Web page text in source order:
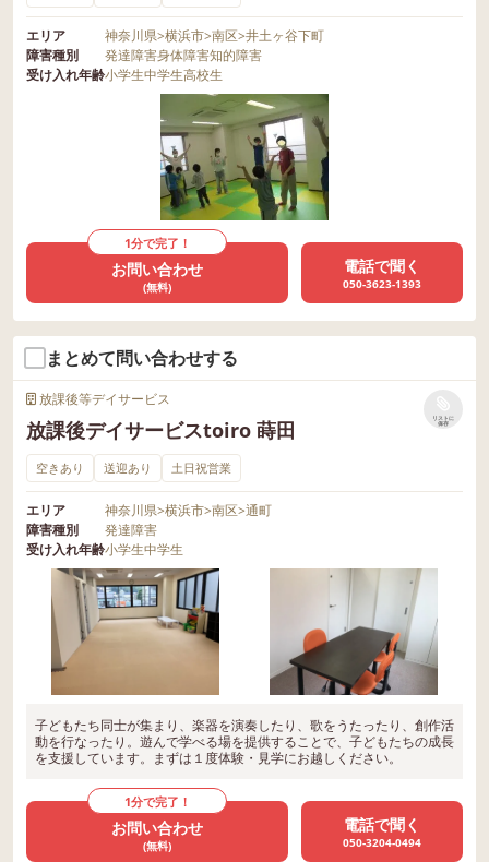
エリア 神奈川県>横浜市>南区>井土ヶ谷下町
障害種別
発達障害身体障害知的障害
受け入れ年齢小学生中学生高校生
1分で完了！
お問い合わせ
(無料)
電話で聞く
050-3623-1393
まとめて問い合わせする
放課後等デイサービス
放課後デイサービスtoiro 蒔田
リストに
保存
空きあり 送迎あり 土日祝営業
エリア 神奈川県>横浜市>南区>通町
障害種別
発達障害
受け入れ年齢小学生中学生
子どもたち同士が集まり、楽器を演奏したり、歌をうたったり、創作活
動を行なったり。遊んで学べる場を提供することで、子どもたちの成長
を支援しています。まずは１度体験・見学にお越しください。
1分で完了！
お問い合わせ
(無料)
電話で聞く
050-3204-0494